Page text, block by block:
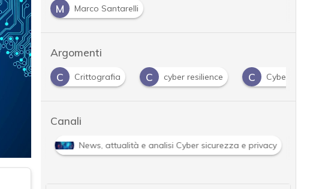
M
Marco Santarelli
Argomenti
Crittografia C cyber resilience C Cybersecurity Act
Canali
Cybersecurity nazionale News, attualità e analisi Cyber sicurezza e